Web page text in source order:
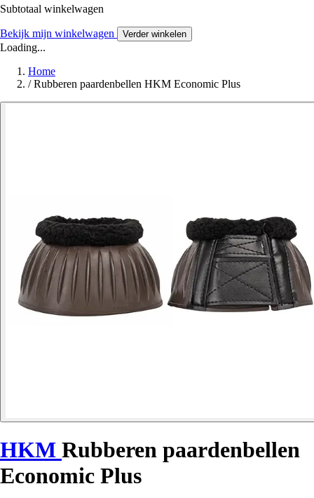
Subtotaal winkelwagen
Bekijk mijn winkelwagen Verder winkelen
Loading...
Home
/ Rubberen paardenbellen HKM Economic Plus
HKM Rubberen paardenbellen
Economic Plus